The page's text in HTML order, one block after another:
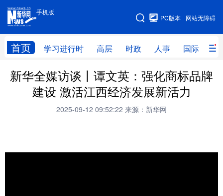
手机版
网站无障碍
PC版本
首页 学习进行时 高层 时政 人事 国际 财
手机版
网站地图
学习进行时 高层 时政 人事
国际 财经 网评 港澳
全球连线
新华全媒访谈丨谭文英：强化商标品牌
建设 激活江西经济发展新活力
2025-09-12 09:52:22 来源：新华网